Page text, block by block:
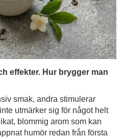
effekter. Hur brygger man
smak, andra stimulerar
utmärker sig för något helt
humör redan från första